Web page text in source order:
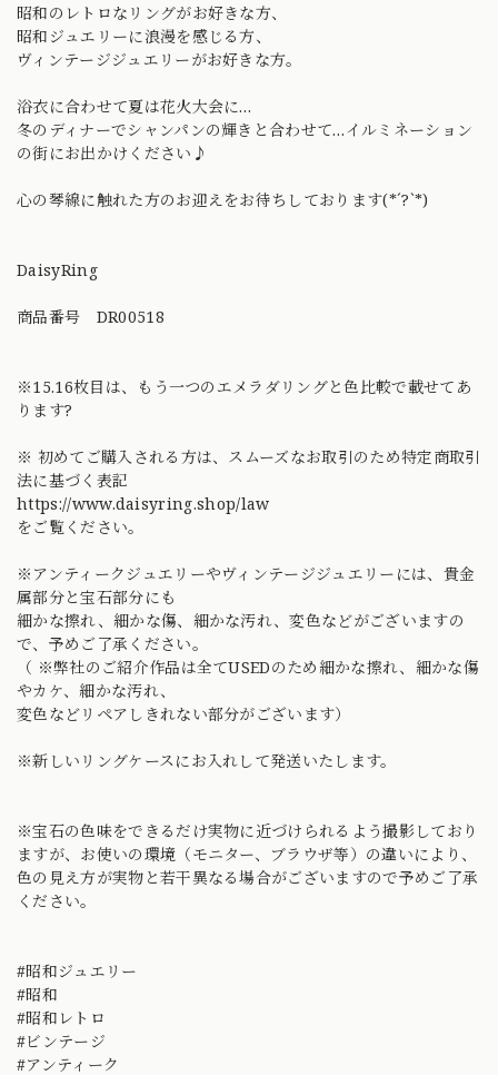
昭和のレトロなリングがお好きな方、
昭和ジュエリーに浪漫を感じる方、
ヴィンテージジュエリーがお好きな方。
浴衣に合わせて夏は花火大会に…
冬のディナーでシャンパンの輝きと合わせて…イルミネーション
の街にお出かけください♪
心の琴線に触れた方のお迎えをお待ちしております(*´?`*)
DaisyRing
商品番号 DR00518
※15.16枚目は、もう一つのエメラダリングと色比較で載せてあ
ります?
※ 初めてご購入される方は、スムーズなお取引のため特定商取引
法に基づく表記
https://www.daisyring.shop/law
をご覧ください。
※アンティークジュエリーやヴィンテージジュエリーには、貴金
属部分と宝石部分にも
細かな擦れ、細かな傷、細かな汚れ、変色などがございますの
で、予めご了承ください。
（ ※弊社のご紹介作品は全てUSEDのため細かな擦れ、細かな傷
やカケ、細かな汚れ、
変色などリペアしきれない部分がございます）
※新しいリングケースにお入れして発送いたします。
※宝石の色味をできるだけ実物に近づけられるよう撮影しており
ますが、お使いの環境（モニター、ブラウザ等）の違いにより、
色の見え方が実物と若干異なる場合がございますので予めご了承
ください。
#昭和ジュエリー
#昭和
#昭和レトロ
#ビンテージ
#アンティーク